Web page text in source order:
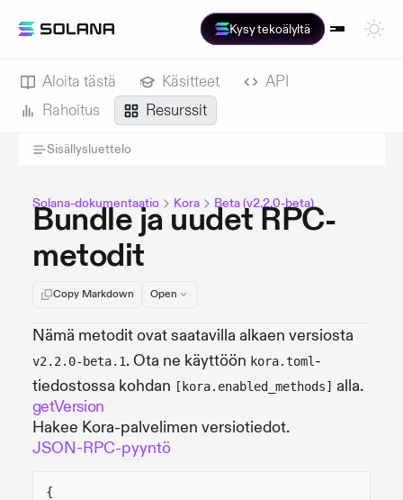
Kysy tekoälyltä
Aloita tästä Käsitteet
API
Rahoitus
Resurssit
Sisällysluettelo
Solana-dokumentaatio Kora Beta (v2.2.0-beta)
Bundle ja uudet RPC-
metodit
Copy Markdown Open
Nämä metodit ovat saatavilla alkaen versiosta
v2.2.0-beta.1. Ota ne käyttöön kora.toml -
tiedostossa kohdan [kora.enabled_methods] alla.
getVersion
Hakee Kora-palvelimen versiotiedot.
JSON-RPC-pyyntö
{